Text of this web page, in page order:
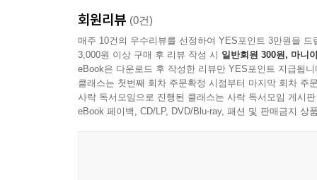
회원리뷰 (0건)
매주 10건의 우수리뷰를 선정하여 YES포인트 3만원을 드
3,000원 이상 구매 후 리뷰 작성 시 일반회원 300원, 마니
eBook은 다운로드 후 작성한 리뷰만 YES포인트 지급됩니
클래스는 첫번째 회차 주문확정 시점부터 마지막 회차 주
사락 독서모임으로 진행된 클래스는 사락 독서모임 게시
eBook 페이백, CD/LP, DVD/Blu-ray, 패션 및 판매금지 상